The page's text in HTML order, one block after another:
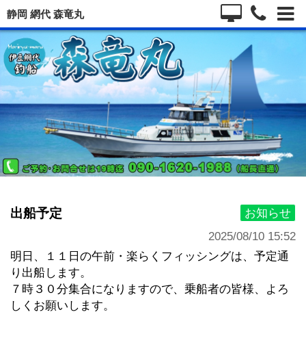
静岡 網代 森竜丸
お知らせ
出船予定
2025/08/10 15:52
明日、 １１日の午前・楽らくフィッシングは、予定通
り出船します。
７時３０分集合になりますので、乗船者の皆様、よろ
しくお願いします。